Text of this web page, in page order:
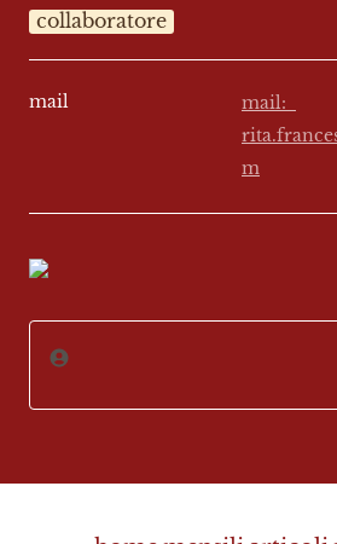
collaboratore
mail
mail:
m